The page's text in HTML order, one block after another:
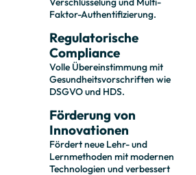
Faktor-Authentifizierung.
Regulatorische
Compliance
Volle Übereinstimmung mit
Gesundheitsvorschriften wie
DSGVO und HDS.
Förderung von
Innovationen
Fördert neue Lehr- und
Lernmethoden mit modernen
Technologien und verbessert